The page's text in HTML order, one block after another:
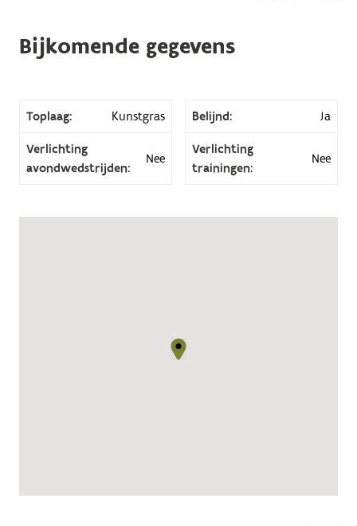
Bijkomende gegevens
Toplaag: Kunstgras Belijnd: Ja
Verlichting
avondwedstrijden:
Nee
Verlichting
trainingen:
Nee